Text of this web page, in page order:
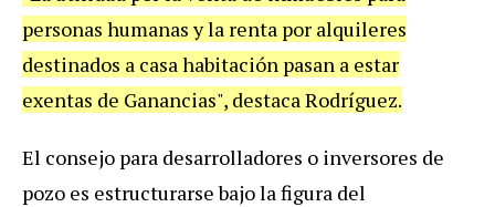
personas humanas y la renta por alquileres
destinados a casa habitación pasan a estar
exentas de Ganancias", destaca Rodríguez.
El consejo para desarrolladores o inversores de
pozo es estructurarse bajo la figura del